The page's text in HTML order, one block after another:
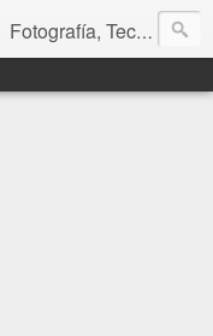
Fotografía, Tecnología, Cine y Videojuegos en un Blog Multitemática. El rinconcito del creador de FotoMuseo 3D y Left 4 SGC.